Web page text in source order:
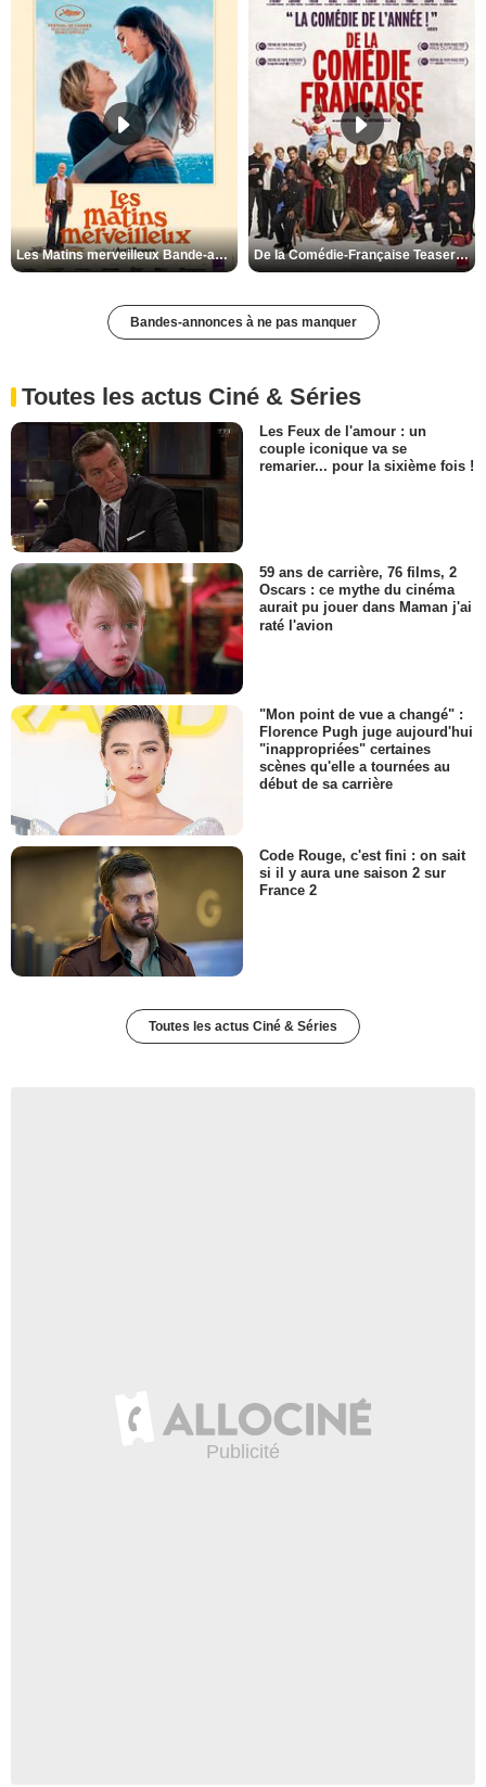
Les Matins merveilleux Bande-annonce VF De la Comédie-Française Teaser VF
Bandes-annonces à ne pas manquer
Toutes les actus Ciné & Séries
Les Feux de l'amour : un
couple iconique va se
remarier... pour la sixième fois !
59 ans de carrière, 76 films, 2
Oscars : ce mythe du cinéma
aurait pu jouer dans Maman j'ai
raté l'avion
"Mon point de vue a changé" :
Florence Pugh juge aujourd'hui
"inappropriées" certaines
scènes qu'elle a tournées au
début de sa carrière
Code Rouge, c'est fini : on sait
si il y aura une saison 2 sur
France 2
Toutes les actus Ciné & Séries